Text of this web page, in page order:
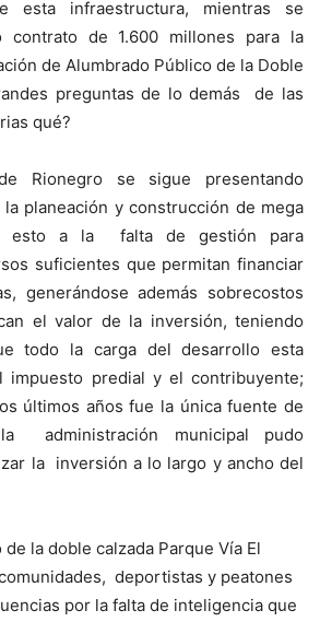
esta infraestructura, mientras se
contrato de 1.600 millones para la
de Alumbrado Público de la Doble
preguntas de lo demás de las
qué?
Rionegro se sigue presentando
planeación y construcción de mega
esto a la falta de gestión para
suficientes que permitan financiar
generándose además sobrecostos
el valor de la inversión, teniendo
todo la carga del desarrollo esta
impuesto predial y el contribuyente;
últimos años fue la única fuente de
administración municipal pudo
la inversión a lo largo y ancho del
la doble calzada Parque Vía El
deportistas y peatones
por la falta de inteligencia que